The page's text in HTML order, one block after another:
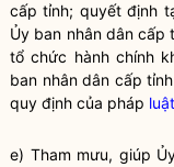
cấp tỉnh; quyết định
Ủy ban nhân dâncấp
tổ chức hành chính
ban nhân dân cấp
quy định của pháp luật
e) Tham mưu, giúp